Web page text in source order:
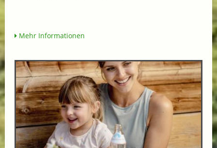
Mehr Informationen